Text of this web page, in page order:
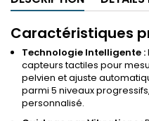
Caractéristiques
Technologie Intelligente :
capteurs tactiles pour
pelvien et ajuste
parmi 5 niveaux
personnalisé.